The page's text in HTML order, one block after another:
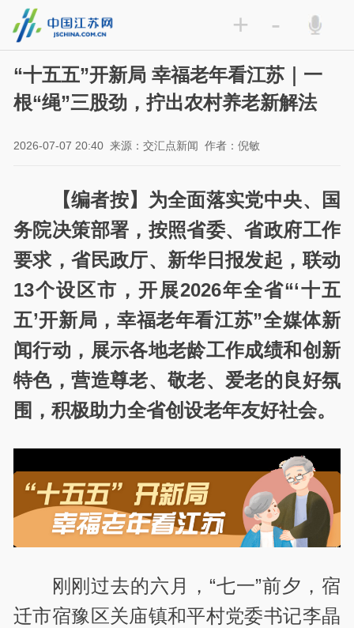
+ -
“十五五”开新局 幸福老年看江苏｜一
根“绳”三股劲，拧出农村养老新解法
2026-07-07 20:40 来源：交汇点新闻 作者：倪敏
【编者按】为全面落实党中央、国
务院决策部署，按照省委、省政府工作
要求，省民政厅、新华日报发起，联动
13个设区市，开展2026年全省“‘十五
五’开新局，幸福老年看江苏”全媒体新
闻行动，展示各地老龄工作成绩和创新
特色，营造尊老、敬老、爱老的良好氛
围，积极助力全省创设老年友好社会。
刚刚过去的六月，“七一”前夕，宿
迁市宿豫区关庙镇和平村党委书记李晶